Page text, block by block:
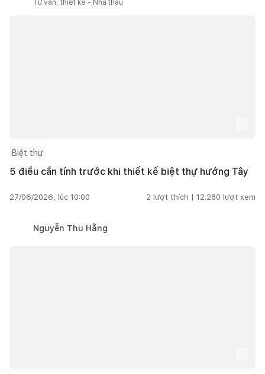
Tư vấn, thiết kế - Nhà thầu
Biệt thự
5 điều cần tính trước khi thiết kế biệt thự hướng Tây
27/06/2026, lúc 10:00 2 lượt thích | 12.280 lượt xem
Nguyễn Thu Hằng